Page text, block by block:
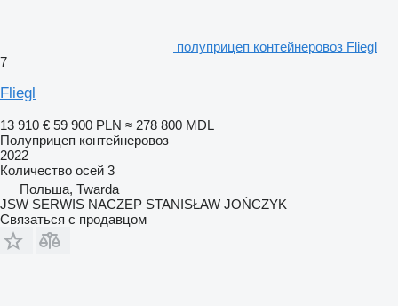
полуприцеп контейнеровоз Fliegl
7
Fliegl
13 910 € 59 900 PLN ≈ 278 800 MDL
Полуприцеп контейнеровоз
2022
Количество осей 3
Польша, Twarda
JSW SERWIS NACZEP STANISŁAW JOŃCZYK
Связаться с продавцом